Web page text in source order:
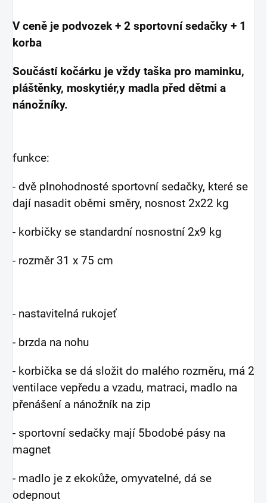
V ceně je podvozek + 2 sportovní sedačky + 1
korba
Součástí kočárku je vždy taška pro maminku,
pláštěnky, moskytiér,y madla před dětmi a
nánožníky.
funkce:
- dvě plnohodnosté sportovní sedačky, které se
dají nasadit oběmi směry, nosnost 2x22 kg
- korbičky se standardní nosnostní 2x9 kg
- rozměr 31 x 75 cm
- nastavitelná rukojeť
- brzda na nohu
- korbička se dá složit do malého rozměru, má 2
ventilace vepředu a vzadu, matraci, madlo na
přenášení a nánožník na zip
- sportovní sedačky mají 5bodobé pásy na
magnet
- madlo je z ekokůže, omyvatelné, dá se
odepnout